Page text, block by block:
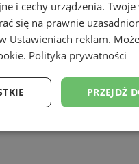
co
i cechy urządzenia.
się na prawnie
Ustawieniach reklam.
. Polityka prywatności
PRZEJDŹ
Funkcjonalność